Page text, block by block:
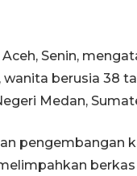
Senin,
berusia 38
Medan,
pengembangan